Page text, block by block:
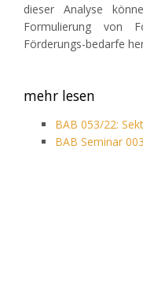
dieser Analyse
Formulierung von
Förderungs-bedarfe
mehr lesen
BAB 053/22:
BAB Seminar